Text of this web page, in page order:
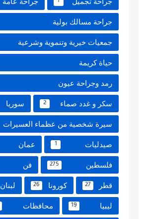
جراحة مسالك بولية
جمعيات خيرية وتنموية وشرعية
حياة كريمة
رمد وجراحة عيون
سكر و غدد صماء 2 سوريا
سيرة شخصية من عظماء العسيرات
صيدليات 1 عمان
فلسطين 275 فن
قطر 27 كورونا 26 لبنان
ليبيا 19 محافظات